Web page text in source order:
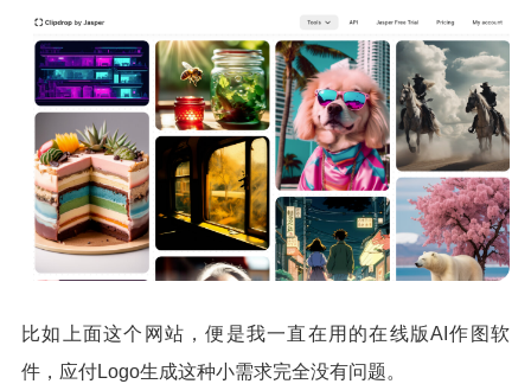
比如上面这个网站，便是我一直在用的在线版AI作图软
件，应付Logo生成这种小需求完全没有问题。